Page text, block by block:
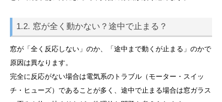
1.2. 窓が全く動かない？途中で止まる？
窓が「全く反応しない」のか、「途中まで動くが止まる」のかで
原因は異なります。
完全に反応がない場合は電気系のトラブル（モーター・スイッ
チ・ヒューズ）であることが多く、途中で止まる場合は窓ガラス